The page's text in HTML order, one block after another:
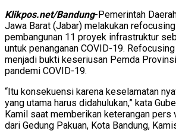
Klikpos.net/Bandung-Pemerintah
Jawa Barat (Jabar) melakukan
pembangunan 11 proyek infrastruktur
untuk penanganan COVID-19.
menjadi bukti keseriusan Pemda
pandemi COVID-19.
“Itu konsekuensi karena keselamatan
yang utama harus didahulukan,” kata
Kamil saat memberikan keterangan
dari Gedung Pakuan, Kota Bandung,